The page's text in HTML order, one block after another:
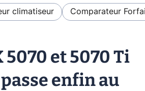
climatiseur Comparateur
et 5070 Ti
enfin au